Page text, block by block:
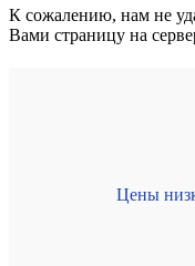
К сожалению, нам не
Вами страницу на
Цены